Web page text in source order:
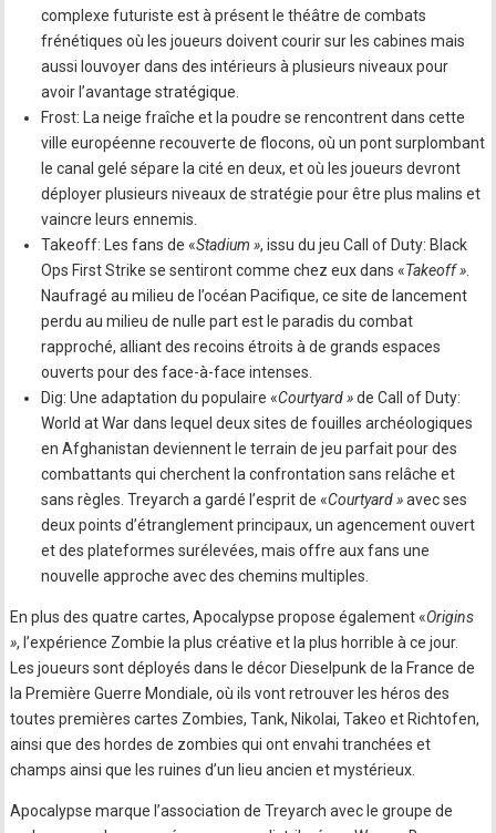
complexe futuriste est à présent le théâtre de combats
frénétiques où les joueurs doivent courir sur les cabines mais
aussi louvoyer dans des intérieurs à plusieurs niveaux pour
avoir l’avantage stratégique.
Frost: La neige fraîche et la poudre se rencontrent dans cette
ville européenne recouverte de flocons, où un pont surplombant
le canal gelé sépare la cité en deux, et où les joueurs devront
déployer plusieurs niveaux de stratégie pour être plus malins et
vaincre leurs ennemis.
Takeoff: Les fans de «Stadium », issu du jeu Call of Duty: Black
Ops First Strike se sentiront comme chez eux dans «Takeoff »
Naufragé au milieu de l’océan Pacifique, ce site de lancement
perdu au milieu de nulle part est le paradis du combat
rapproché, alliant des recoins étroits à de grands espaces
ouverts pour des face-à-face intenses.
Dig: Une adaptation du populaire «Courtyard »de Call of Duty:
World at War dans lequel deux sites de fouilles archéologiques
en Afghanistan deviennent le terrain de jeu parfait pour des
combattants qui cherchent la confrontation sans relâche et
sans règles. Treyarch a gardé l’esprit de «Courtyard »avec ses
deux points d’étranglement principaux, un agencement ouvert
et des plateformes surélevées, mais offre aux fans une
nouvelle approche avec des chemins multiples.
En plus des quatre cartes, Apocalypse propose également «Origins
», l’expérience Zombie la plus créative et la plus horrible à ce jour.
Les joueurs sont déployés dans le décor Dieselpunk de la France de
la Première Guerre Mondiale, où ils vont retrouver les héros des
toutes premières cartes Zombies, Tank, Nikolai, Takeo et Richtofen,
ainsi que des hordes de zombies qui ont envahi tranchées et
champs ainsi que les ruines d’un lieu ancien et mystérieux.
Apocalypse marque l’association de Treyarch avec le groupe de